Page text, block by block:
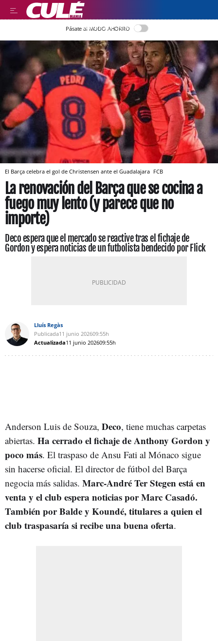
LLEGIR EN CATALÀ
Pásate al MODO AHORRO
El Barça celebra el gol de Christensen ante el Guadalajara FCB
La renovación del Barça que se cocina a
fuego muy lento (y parece que no
importe)
Deco espera que el mercado se reactive tras el fichaje de
Gordon y espera noticias de un futbolista bendecido por Flick
Lluís Regàs
Publicada11 junio 202609:55h
Actualizada11 junio 202609:55h
Anderson Luis de Souza, Deco, tiene muchas carpetas
abiertas. Ha cerrado el fichaje de Anthony Gordon y
poco más. El traspaso de Ansu Fati al Mónaco sigue
sin hacerse oficial. El director de fútbol del Barça
negocia más salidas. Marc-André Ter Stegen está en
venta y el club espera noticias por Marc Casadó.
También por Balde y Koundé, titulares a quien el
club traspasaría si recibe una buena oferta.